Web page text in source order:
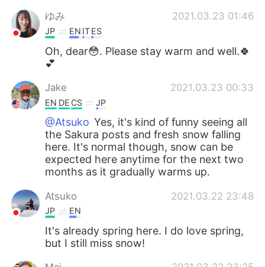
ゆみ 2021.03.23 01:46
JP EN ITES
Oh, dear😳. Please stay warm and well.🍀
💕
Jake 2021.03.23 00:33
EN DE CS JP
@Atsuko Yes, it's kind of funny seeing all
the Sakura posts and fresh snow falling
here. It's normal though, snow can be
expected here anytime for the next two
months as it gradually warms up.
Atsuko 2021.03.22 23:48
JP EN
It's already spring here. I do love spring,
but I still miss snow!